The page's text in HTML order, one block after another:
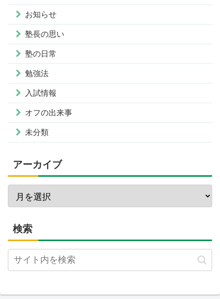
お知らせ
塾長の思い
塾の日常
勉強法
入試情報
オフの出来事
未分類
アーカイブ
検索